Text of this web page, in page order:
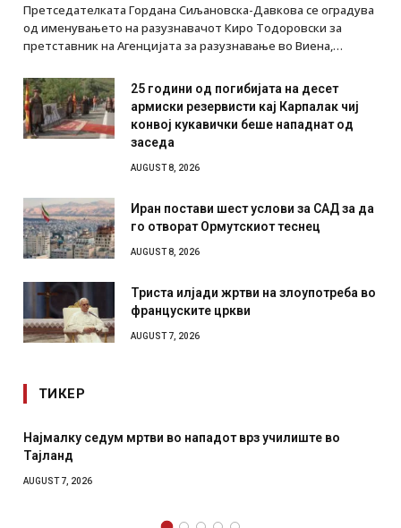
Претседателката Гордана Сиљановска-Давкова се оградува
од именувањето на разузнавачот Киро Тодоровски за
претставник на Агенцијата за разузнавање во Виена,…
25 години од погибијата на десет
армиски резервисти кај Карпалак чиј
конвој кукавички беше нападнат од
заседа
AUGUST 8, 2026
Иран постави шест услови за САД за да
го отворат Ормутскиот теснец
AUGUST 8, 2026
Триста илјади жртви на злоупотреба во
француските цркви
AUGUST 7, 2026
ТИКЕР
врз училиште во
СОЗИС: Украинците повеќе им